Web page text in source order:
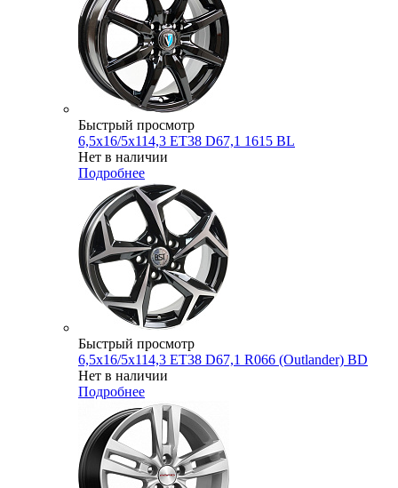
Быстрый просмотр
6,5x16/5x114,3 ET38 D67,1 1615 BL
Нет в наличии
Подробнее
Быстрый просмотр
6,5x16/5x114,3 ET38 D67,1 R066 (Outlander) BD
Нет в наличии
Подробнее